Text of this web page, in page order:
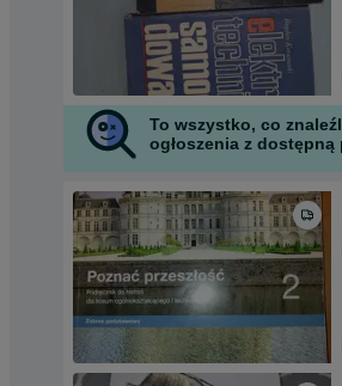
To wszystko, co
ogłoszenia z dostępną